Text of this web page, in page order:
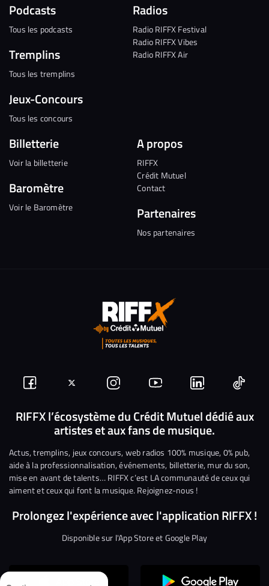
Podcasts
Tous les podcasts
Tremplins
Tous les tremplins
Jeux-Concours
Tous les concours
Radios
Radio RIFFX Festival
Radio RIFFX Vibes
Radio RIFFX Air
Billetterie
Voir la billetterie
Baromètre
Voir le Baromètre
A propos
RIFFX
Crédit Mutuel
Contact
Partenaires
Nos partenaires
Suivez-
nous
Facebook
Suivez-
nous
sur
Twitter
Nous
rejoindre
sur
Instagram
Nous
rejoindre
sur
YouTube
Nous
rejoindre
sur
Linkedin
Nous
RIFFX l’écosystème du Crédit Mutuel dédié aux
artistes et aux fans de musique.
Actus, tremplins, jeux concours, web radios 100% musique, 0% pub,
aide à la professionnalisation, événements, billetterie, mur du son,
mise en avant de talents… RIFFX c’est LA communauté de ceux qui
aiment et ceux qui font la musique. Rejoignez-nous !
Prolongez l'expérience avec l'application RIFFX !
Disponible sur l'App Store et Google Play